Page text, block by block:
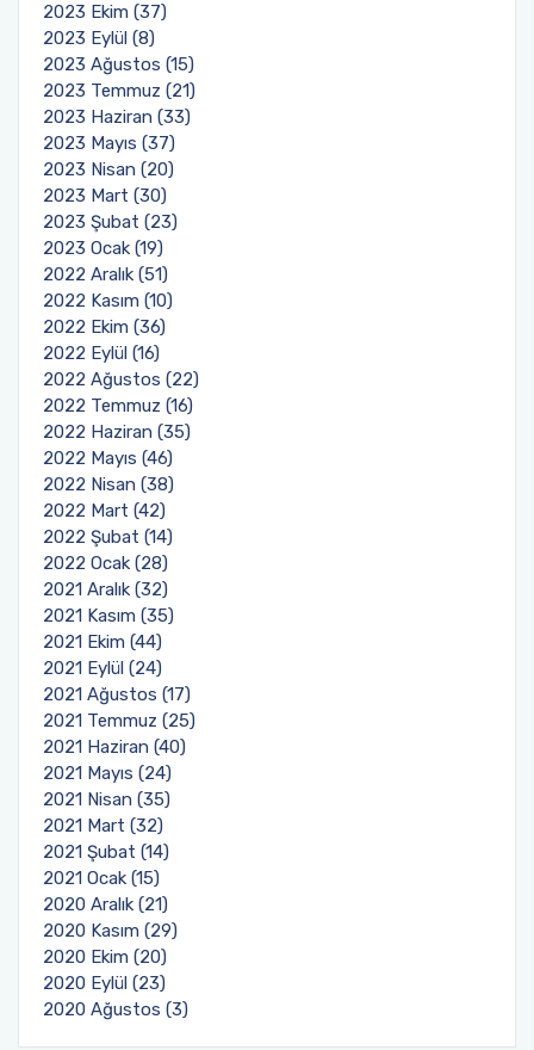
2023 Ekim (37)
2023 Eylül (8)
2023 Ağustos (15)
2023 Temmuz (21)
2023 Haziran (33)
2023 Mayıs (37)
2023 Nisan (20)
2023 Mart (30)
2023 Şubat (23)
2023 Ocak (19)
2022 Aralık (51)
2022 Kasım (10)
2022 Ekim (36)
2022 Eylül (16)
2022 Ağustos (22)
2022 Temmuz (16)
2022 Haziran (35)
2022 Mayıs (46)
2022 Nisan (38)
2022 Mart (42)
2022 Şubat (14)
2022 Ocak (28)
2021 Aralık (32)
2021 Kasım (35)
2021 Ekim (44)
2021 Eylül (24)
2021 Ağustos (17)
2021 Temmuz (25)
2021 Haziran (40)
2021 Mayıs (24)
2021 Nisan (35)
2021 Mart (32)
2021 Şubat (14)
2021 Ocak (15)
2020 Aralık (21)
2020 Kasım (29)
2020 Ekim (20)
2020 Eylül (23)
2020 Ağustos (3)